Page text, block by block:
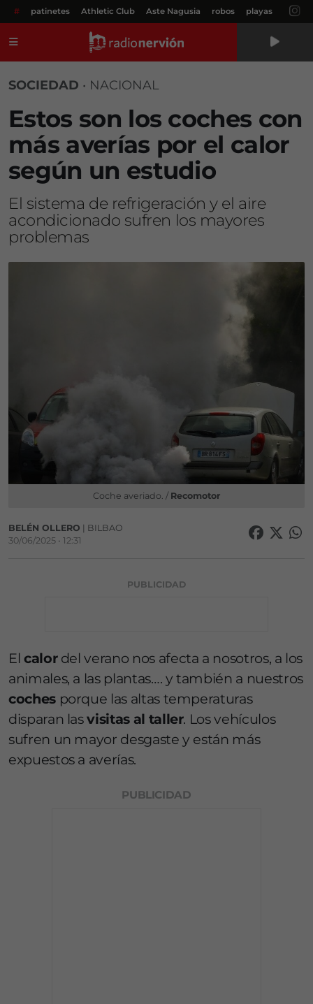
# patinetes Athletic Club Aste Nagusia robos playas
SOCIEDAD • NACIONAL
Estos son los coches con
más averías por el calor
según un estudio
El sistema de refrigeración y el aire
acondicionado sufren los mayores
problemas
Coche averiado. / Recomotor
BELÉN OLLERO | BILBAO
30/06/2025 • 12:31
PUBLICIDAD
El calordel verano nos afecta a nosotros, a los
animales, a las plantas…. y también a nuestros
cochesporque las altas temperaturas
disparan lasvisitas al taller. Los vehículos
sufren un mayor desgaste y están más
expuestos a averías.
PUBLICIDAD